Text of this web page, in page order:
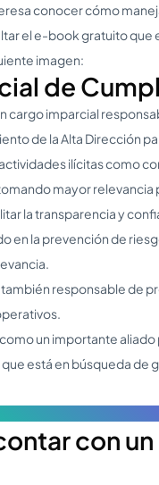
conocer cómo
el e-book gratuito que
imagen:
de
cargo imparcial
de la Alta Dirección
ilícitas como
mayor relevancia
la transparencia y
en la prevención de
responsable de
un importante aliado
está en búsqueda de
con